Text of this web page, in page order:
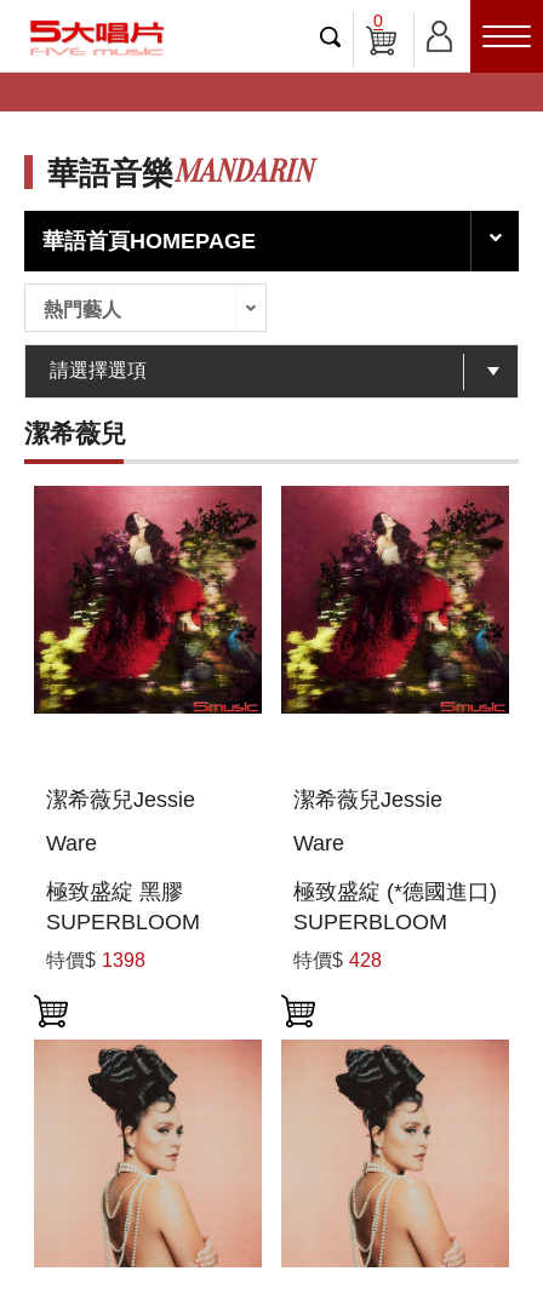
0
華語音樂MANDARIN
華語首頁HOMEPAGE
熱門藝人
潔希薇兒
潔希薇兒Jessie
Ware
極致盛綻 黑膠
SUPERBLOOM
特價$ 1398
潔希薇兒Jessie
Ware
極致盛綻 (*德國進口)
SUPERBLOOM
特價$ 428